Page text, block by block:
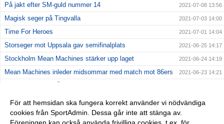
På jakt efter SM-guld nummer 14 2021-07-08 13:56
Magisk seger på Tingvalla 2021-07-03 14:00
Time For Heroes 2021-07-01 14:04
Storseger mot Uppsala gav semifinalplats 2021-06-25 14:17
Stockholm Mean Machines stärker upp laget 2021-06-24 14:19
Mean Machines inleder midsommar med match mot 86ers 2021-06-23 14:21
Första matchen av två på Behrn Arena 2021-06-17 14:25
Jämn premiärseger mot Crusaders 2021-06-13 14:27
För att hemsidan ska fungera korrekt använder vi nödvändiga
cookies från SportAdmin. Dessa går inte att stänga av.